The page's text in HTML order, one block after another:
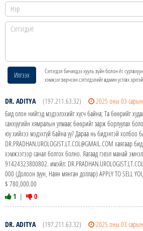
Илгээх
Сэтгэгдэл бичихдээ хууль зүйн болон ёс
хэмжээг зөрчсөн сэтгэгдэлийг админ устгах
DR. ADITYA (197.211.63.32)
2025 оны 03
Бид олон нийтэд мэдээлэхийг хүсч байна; Та бөөрийг
санхүүгийн хямралын улмаас бөөрийг зарж борлуулах
юу хийхээ мэдэхгүй байна уу? Дараа нь бидэнтэй холбоо
DR.PRADHAN.UROLOGIST.LT.COL@GMAIL.COM хаягаар
хэмжээгээр санал болгох болно. Яагаад гэвэл манай
91424323800802. имэйл:
000 (Долоон зуун, Наян мянган доллар) APPLY TO SELL
$ 780,000.00
1 | 0
DR. ADITYA (197.211.63.32)
2025 оны 03